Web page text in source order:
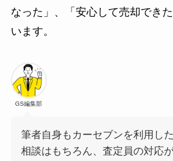
なった」、「安心して売却でき
います。
GS編集部
筆者自身もカーセブンを利用し
相談はもちろん、査定員の対応